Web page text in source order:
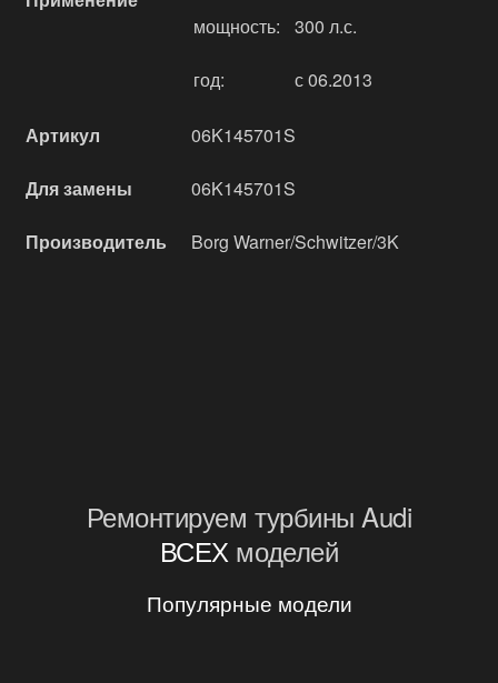
мощность: 300 л.с.
год: с 06.2013
Артикул 06K145701S
Для замены 06K145701S
Производитель Borg Warner/Schwitzer/3K
Ремонтируем турбины Audi
ВСЕХмоделей
Популярные модели